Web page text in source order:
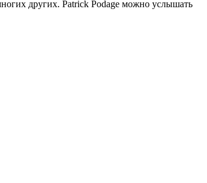
других. Patrick Podage можно услышать